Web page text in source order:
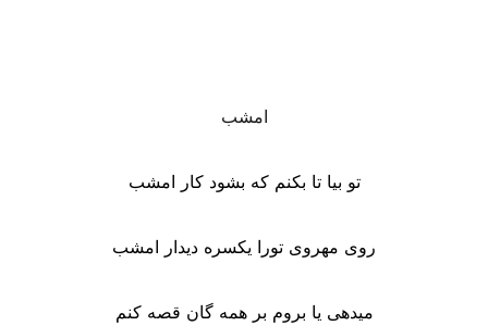
امشب
تو بیا تا بکنم که بشود کار امشب
روی مهروی تورا یکسره دیدار امشب
میدهی یا بروم بر همه گان قصه کنم